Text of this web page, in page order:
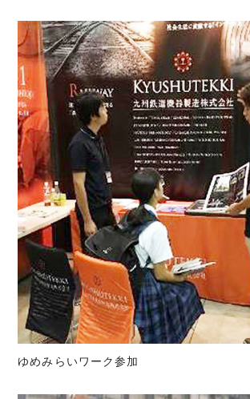
ゆめみらいワーク参加